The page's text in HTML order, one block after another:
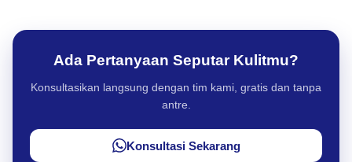
Ada Pertanyaan Seputar Kulitmu?
Konsultasikan langsung dengan tim kami, gratis dan tanpa
antre.
Konsultasi Sekarang